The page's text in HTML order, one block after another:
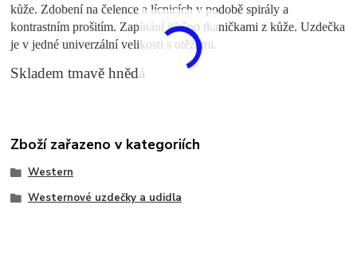
kůže. Zdobení na čelence a lícnicích v podobě spirály a
kontrastním prošitím. Zapínání jištěno tkaničkami z kůže. Uzdečka
je v jedné univerzální velikosti s otěžemi.
Skladem tmavě hnědá
Zboží zařazeno v kategoriích
Western
Westernové uzdečky a udidla